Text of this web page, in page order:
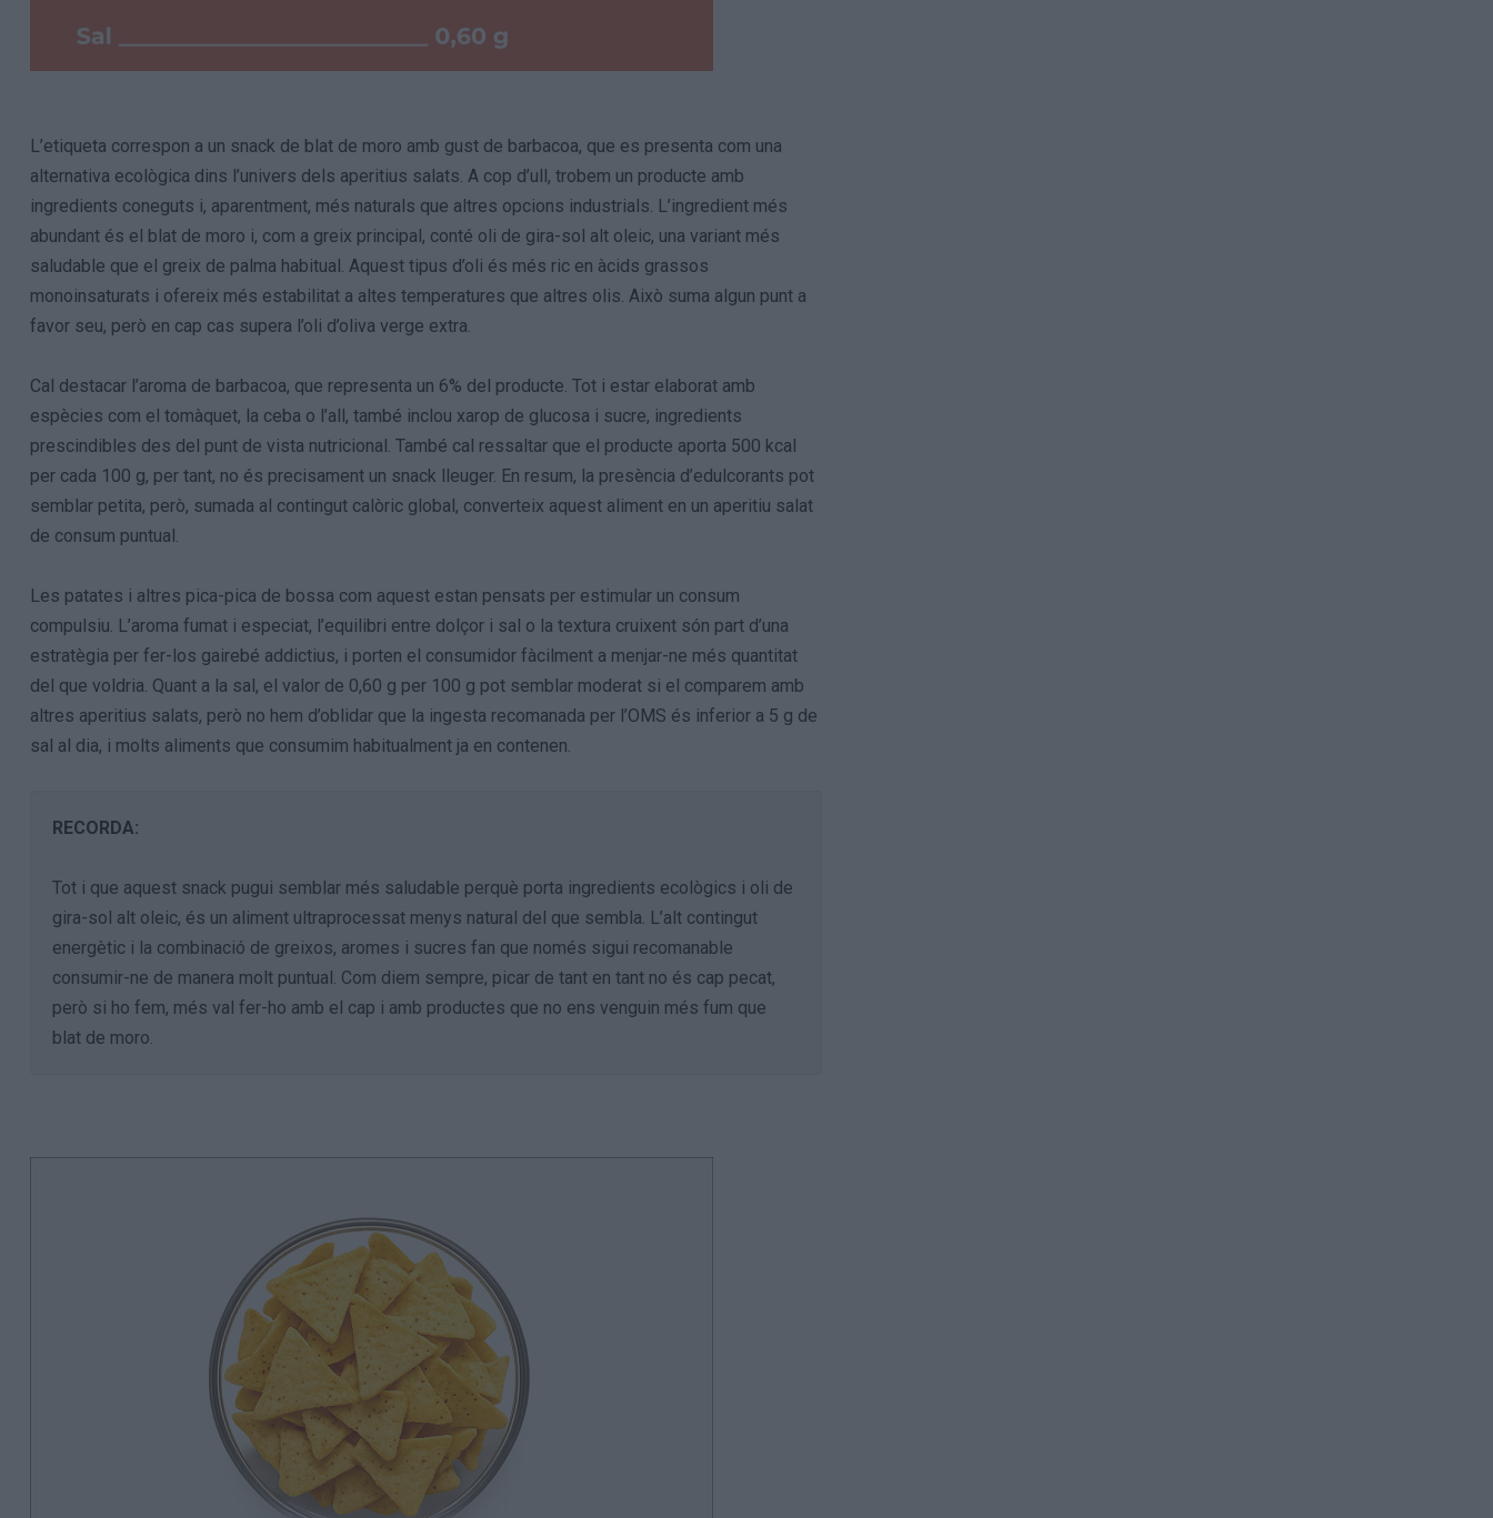
L’etiqueta correspon a un snack de blat de moro amb gust de barbacoa, que es presenta com una
alternativa ecològica dins l’univers dels aperitius salats. A cop d’ull, trobem un producte amb
ingredients coneguts i, aparentment, més naturals que altres opcions industrials. L’ingredient més
abundant és el blat de moro i, com a greix principal, conté oli de gira-sol alt oleic, una variant més
saludable que el greix de palma habitual. Aquest tipus d’oli és més ric en àcids grassos
monoinsaturats i ofereix més estabilitat a altes temperatures que altres olis. Això suma algun punt a
favor seu, però en cap cas supera l’oli d’oliva verge extra.
Cal destacar l’aroma de barbacoa, que representa un 6% del producte. Tot i estar elaborat amb
espècies com el tomàquet, la ceba o l’all, també inclou xarop de glucosa i sucre, ingredients
prescindibles des del punt de vista nutricional. També cal ressaltar que el producte aporta 500 kcal
per cada 100 g, per tant, no és precisament un snack lleuger. En resum, la presència d’edulcorants pot
semblar petita, però, sumada al contingut calòric global, converteix aquest aliment en un aperitiu salat
de consum puntual.
Les patates i altres pica-pica de bossa com aquest estan pensats per estimular un consum
compulsiu. L’aroma fumat i especiat, l’equilibri entre dolçor i sal o la textura cruixent són part d’una
estratègia per fer-los gairebé addictius, i porten el consumidor fàcilment a menjar-ne més quantitat
del que voldria. Quant a la sal, el valor de 0,60 g per 100 g pot semblar moderat si el comparem amb
altres aperitius salats, però no hem d’oblidar que la ingesta recomanada per l’OMS és inferior a 5 g de
sal al dia, i molts aliments que consumim habitualment ja en contenen.
RECORDA:
Tot i que aquest snack pugui semblar més saludable perquè porta ingredients ecològics i oli de
gira-sol alt oleic, és un aliment ultraprocessat menys natural del que sembla. L’alt contingut
energètic i la combinació de greixos, aromes i sucres fan que només sigui recomanable
consumir-ne de manera molt puntual. Com diem sempre, picar de tant en tant no és cap pecat,
però si ho fem, més val fer-ho amb el cap i amb productes que no ens venguin més fum que
blat de moro.